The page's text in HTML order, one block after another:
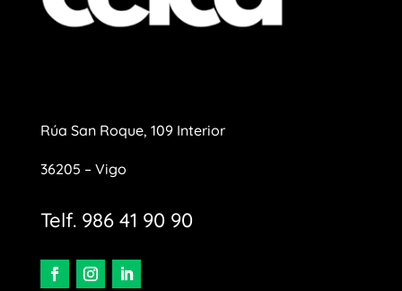
Rúa San Roque, 109 Interior
36205 – Vigo
Telf. 986 41 90 90